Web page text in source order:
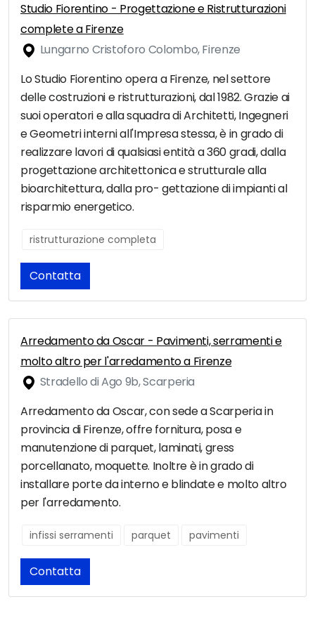
Studio Fiorentino - Progettazione e Ristrutturazioni
complete a Firenze
Lungarno Cristoforo Colombo, Firenze
Lo Studio Fiorentino opera a Firenze, nel settore
delle costruzioni e ristrutturazioni, dal 1982. Grazie ai
suoi operatori e alla squadra di Architetti, Ingegneri
e Geometri interni all'Impresa stessa, è in grado di
realizzare lavori di qualsiasi entità a 360 gradi, dalla
progettazione architettonica e strutturale alla
bioarchitettura, dalla pro- gettazione di impianti al
risparmio energetico.
ristrutturazione completa
Contatta
Arredamento da Oscar - Pavimenti, serramenti e
molto altro per l'arredamento a Firenze
Stradello di Ago 9b, Scarperia
Arredamento da Oscar, con sede a Scarperia in
provincia di Firenze, offre fornitura, posa e
manutenzione di parquet, laminati, gress
porcellanato, moquette. Inoltre è in grado di
installare porte da interno e blindate e molto altro
per l'arredamento.
infissi serramenti parquet pavimenti
Contatta